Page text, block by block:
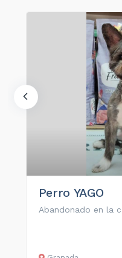
Perro YAGO
Abandonado en la